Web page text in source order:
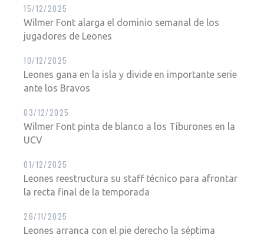
Wilmer Font alarga el dominio semanal de los
jugadores de Leones
15/12/2025
Leones gana en la isla y divide en importante serie
ante los Bravos
10/12/2025
Wilmer Font pinta de blanco a los Tiburones en la
UCV
03/12/2025
Leones reestructura su staff técnico para afrontar
la recta final de la temporada
01/12/2025
Leones arranca con el pie derecho la séptima
26/11/2025